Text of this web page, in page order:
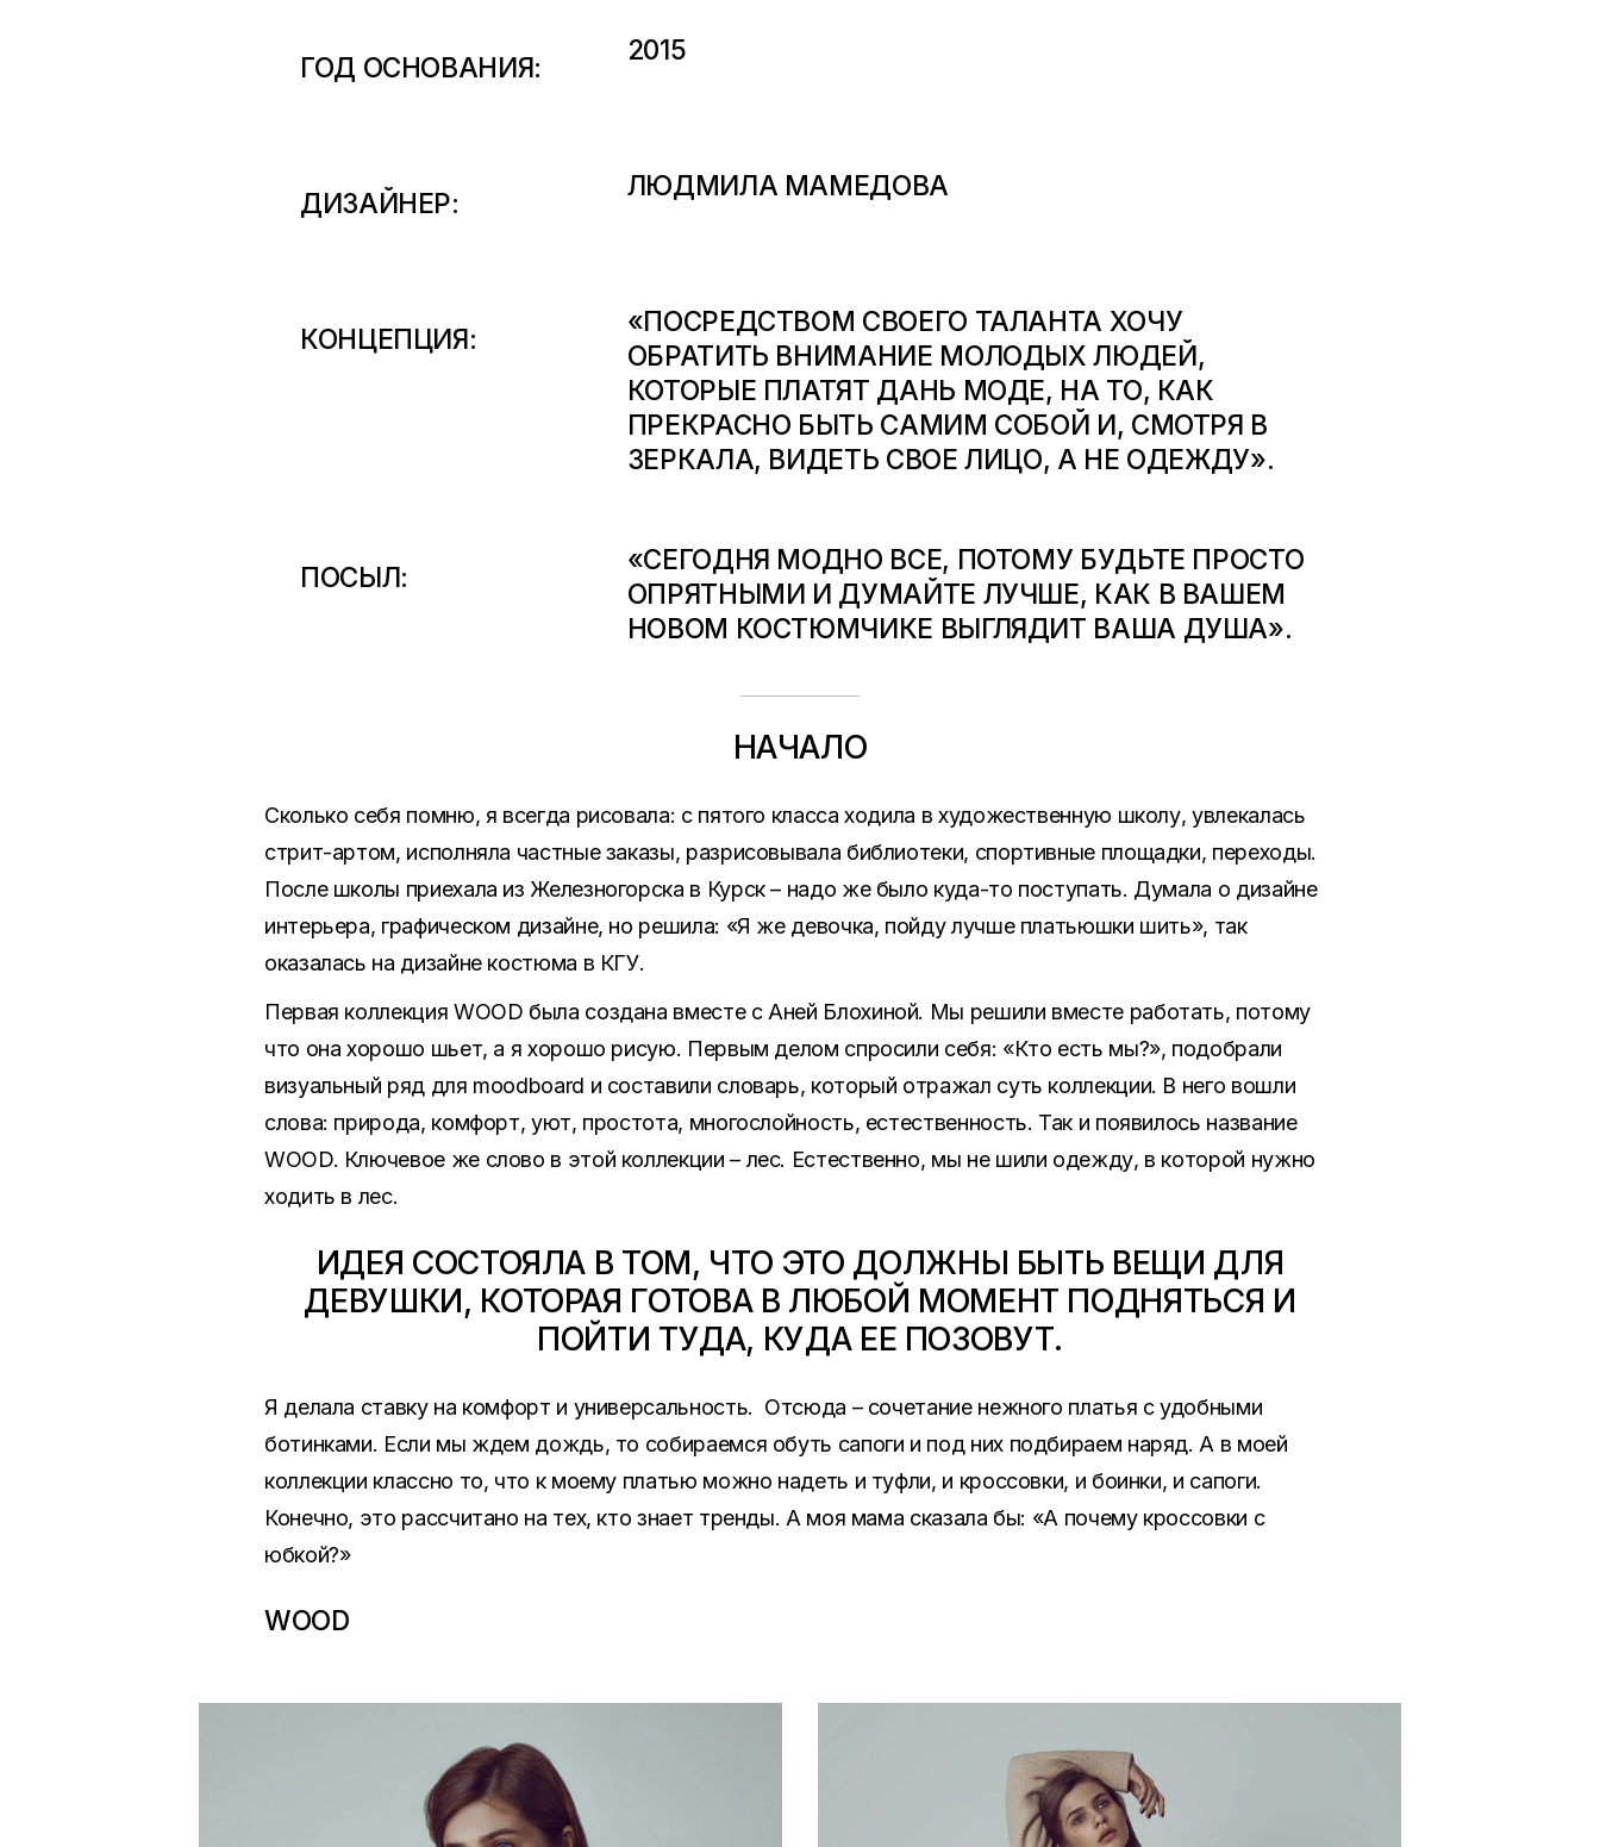
ГОД ОСНОВАНИЯ:
2015
ДИЗАЙНЕР:
ЛЮДМИЛА МАМЕДОВА
КОНЦЕПЦИЯ:
«ПОСРЕДСТВОМ СВОЕГО ТАЛАНТА ХОЧУ
ОБРАТИТЬ ВНИМАНИЕ МОЛОДЫХ ЛЮДЕЙ,
КОТОРЫЕ ПЛАТЯТ ДАНЬ МОДЕ, НА ТО, КАК
ПРЕКРАСНО БЫТЬ САМИМ СОБОЙ И, СМОТРЯ В
ЗЕРКАЛА, ВИДЕТЬ СВОЕ ЛИЦО, А НЕ ОДЕЖДУ».
ПОСЫЛ:
«СЕГОДНЯ МОДНО ВСЕ, ПОТОМУ БУДЬТЕ ПРОСТО
ОПРЯТНЫМИ И ДУМАЙТЕ ЛУЧШЕ, КАК В ВАШЕМ
НОВОМ КОСТЮМЧИКЕ ВЫГЛЯДИТ ВАША ДУША».
НАЧАЛО
Сколько себя помню, я всегда рисовала: с пятого класса ходила в художественную школу, увлекалась
стрит-артом, исполняла частные заказы, разрисовывала библиотеки, спортивные площадки, переходы.
После школы приехала из Железногорска в Курск – надо же было куда-то поступать. Думала о дизайне
интерьера, графическом дизайне, но решила: «Я же девочка, пойду лучше платьюшки шить», так
оказалась на дизайне костюма в КГУ.
Первая коллекция WOOD была создана вместе с Аней Блохиной. Мы решили вместе работать, потому
что она хорошо шьет, а я хорошо рисую. Первым делом спросили себя: «Кто есть мы?», подобрали
визуальный ряд для moodboard и составили словарь, который отражал суть коллекции. В него вошли
слова: природа, комфорт, уют, простота, многослойность, естественность. Так и появилось название
WOOD. Ключевое же слово в этой коллекции – лес. Естественно, мы не шили одежду, в которой нужно
ходить в лес.
ИДЕЯ СОСТОЯЛА В ТОМ, ЧТО ЭТО ДОЛЖНЫ БЫТЬ ВЕЩИ ДЛЯ
ДЕВУШКИ, КОТОРАЯ ГОТОВА В ЛЮБОЙ МОМЕНТ ПОДНЯТЬСЯ И
ПОЙТИ ТУДА, КУДА ЕЕ ПОЗОВУТ.
Я делала ставку на комфорт и универсальность. Отсюда – сочетание нежного платья с удобными
ботинками. Если мы ждем дождь, то собираемся обуть сапоги и под них подбираем наряд. А в моей
коллекции классно то, что к моему платью можно надеть и туфли, и кроссовки, и боинки, и сапоги.
Конечно, это рассчитано на тех, кто знает тренды. А моя мама сказала бы: «А почему кроссовки с
юбкой?»
WOOD